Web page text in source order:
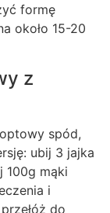
formę
około 15-20
z
spód,
ubij 3 jajka
100g mąki
i
do